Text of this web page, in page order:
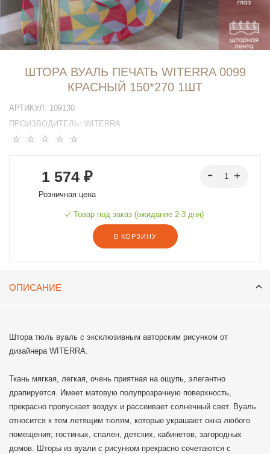
ШТОРА ВУАЛЬ ПЕЧАТЬ WITERRA 0099
КРАСНЫЙ 150*270 1ШТ
АРТИКУЛ: 109130
ПРОИЗВОДИТЕЛЬ: WITERRA
1 574 ₽
Розничная цена
Товар под заказ (ожидание 2-3 дня)
В КОРЗИНУ
ОПИСАНИЕ
Штора тюль вуаль с эксклюзивным авторским рисунком от
дизайнера WITERRA.
Ткань мягкая, легкая, очень приятная на ощупь, элегантно
драпируется. Имеет матовую полупрозрачную поверхность,
прекрасно пропускает воздух и рассеивает солнечный свет. Вуаль
относится к тем летящим тюлям, которые украшают окна любого
помещения; гостиных, спален, детских, кабинетов, загородных
домов. Шторы из вуали с рисунком прекрасно сочетаются с